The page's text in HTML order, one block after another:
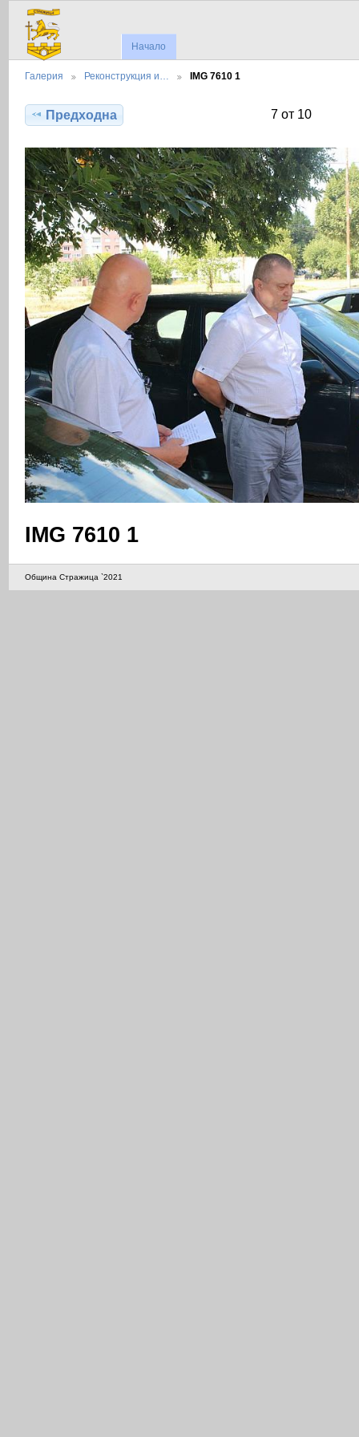
Начало
Галерия Реконструкция и… IMG 7610 1
Предходна 7 от 10
IMG 7610 1
Община Стражица `2021